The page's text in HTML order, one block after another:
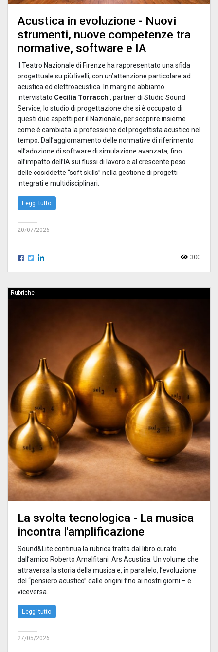
Acustica in evoluzione - Nuovi
strumenti, nuove competenze tra
normative, software e IA
Il Teatro Nazionale di Firenze ha rappresentato una sfida
progettuale su più livelli, con un’attenzione particolare ad
acustica ed elettroacustica. In margine abbiamo
intervistato Cecilia Torracchi, partner di Studio Sound
Service, lo studio di progettazione che si è occupato di
questi due aspetti per il Nazionale, per scoprire insieme
come è cambiata la professione del progettista acustico nel
tempo. Dall’aggiornamento delle normative di riferimento
all’adozione di software di simulazione avanzata, fino
all’impatto dell’IA sui flussi di lavoro e al crescente peso
delle cosiddette “soft skills” nella gestione di progetti
integrati e multidisciplinari.
Leggi tutto
20/07/2026
300
Rubriche
La svolta tecnologica - La musica
incontra l'amplificazione
Sound&Lite continua la rubrica tratta dal libro curato
dall’amico Roberto Amalfitani, Ars Acustica. Un volume che
attraversa la storia della musica e, in parallelo, l’evoluzione
del “pensiero acustico” dalle origini fino ai nostri giorni – e
viceversa.
Leggi tutto
27/05/2026